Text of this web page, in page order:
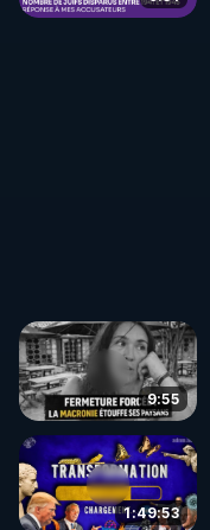
9:55
1:49:53